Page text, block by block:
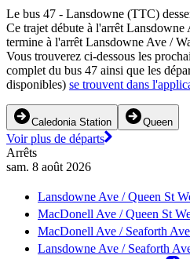
Le bus 47 - Lansdowne (TTC)
Ce trajet débute à l'arrêt Lansdowne
termine à l'arrêt Lansdowne Ave /
Vous trouverez ci-dessous les
complet du bus 47 ainsi que les
disponibles) se trouvent dans
Caledonia Station Queen
Voir plus de départs
Arrêts
sam. 8 août 2026
Lansdowne Ave / Queen St
MacDonell Ave / Queen St
MacDonell Ave / Seaforth Ave
Lansdowne Ave / Seaforth